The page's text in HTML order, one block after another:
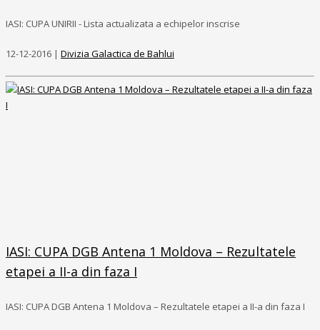
IASI: CUPA UNIRII - Lista actualizata a echipelor inscrise
12-12-2016 | Divizia Galactica de Bahlui
IASI: CUPA DGB Antena 1 Moldova – Rezultatele
etapei a II-a din faza I
IASI: CUPA DGB Antena 1 Moldova – Rezultatele etapei a II-a din faza I